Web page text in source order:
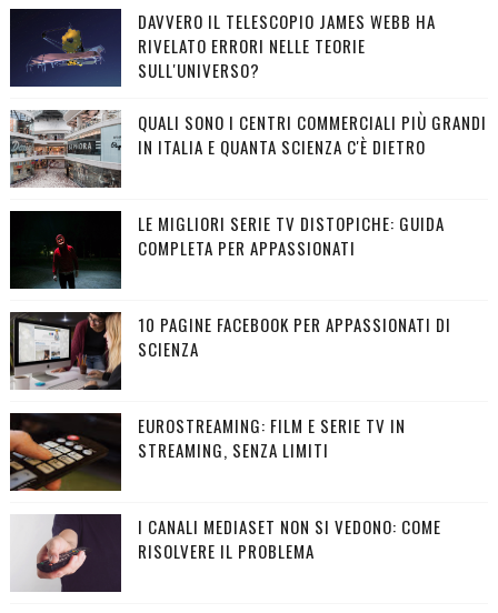
DAVVERO IL TELESCOPIO JAMES WEBB HA
RIVELATO ERRORI NELLE TEORIE
SULL'UNIVERSO?
QUALI SONO I CENTRI COMMERCIALI PIÙ GRANDI
IN ITALIA E QUANTA SCIENZA C'È DIETRO
LE MIGLIORI SERIE TV DISTOPICHE: GUIDA
COMPLETA PER APPASSIONATI
10 PAGINE FACEBOOK PER APPASSIONATI DI
SCIENZA
EUROSTREAMING: FILM E SERIE TV IN
STREAMING, SENZA LIMITI
I CANALI MEDIASET NON SI VEDONO: COME
RISOLVERE IL PROBLEMA